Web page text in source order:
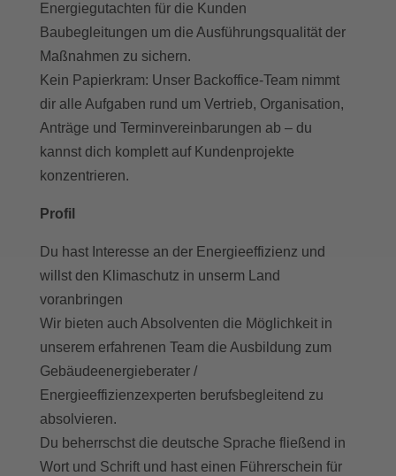
Energiegutachten für die Kunden
Baubegleitungen um die Ausführungsqualität der
Maßnahmen zu sichern.
Kein Papierkram: Unser Backoffice-Team nimmt
dir alle Aufgaben rund um Vertrieb, Organisation,
Anträge und Terminvereinbarungen ab – du
kannst dich komplett auf Kundenprojekte
konzentrieren.
Profil
Du hast Interesse an der Energieeffizienz und
willst den Klimaschutz in unserm Land
voranbringen
Wir bieten auch Absolventen die Möglichkeit in
unserem erfahrenen Team die Ausbildung zum
Gebäudeenergieberater /
Energieeffizienzexperten berufsbegleitend zu
absolvieren.
Du beherrschst die deutsche Sprache fließend in
Wort und Schrift und hast einen Führerschein für